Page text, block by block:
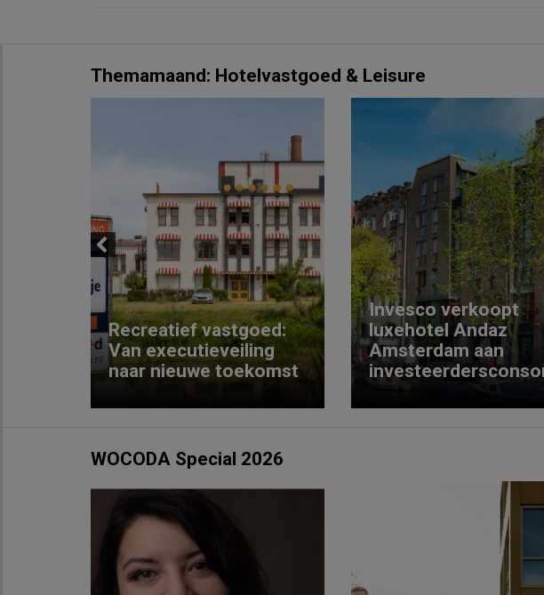
Themamaand: Hotelvastgoed & Leisure
Previous
Recreatief vastgoed:
Van executieveiling
naar nieuwe toekomst
Invesco verkoopt
luxehotel Andaz
Amsterdam aan
WOCODA Special 2026